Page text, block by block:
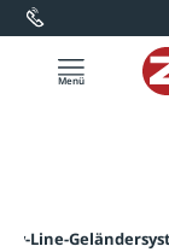
springen
Line-